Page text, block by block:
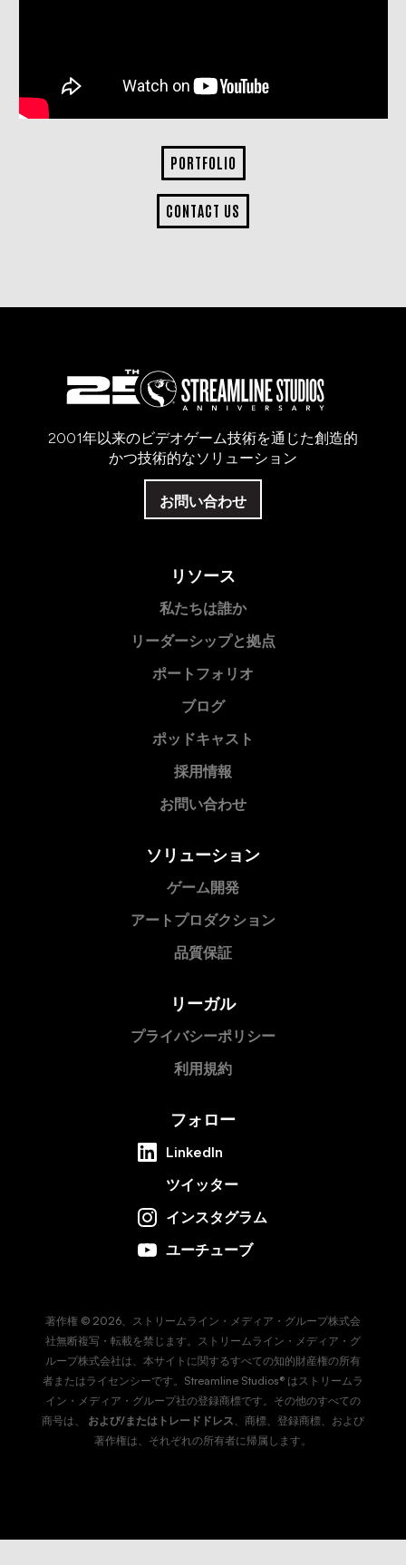
PORTFOLIO
CONTACT US
2001年以来のビデオゲーム技術を通じた創造的
かつ技術的なソリューション
お問い合わせ
リソース
私たちは誰か
リーダーシップと拠点
ポートフォリオ
ブログ
ポッドキャスト
採用情報
お問い合わせ
ソリューション
ゲーム開発
アートプロダクション
品質保証
リーガル
プライバシーポリシー
利用規約
フォロー
LinkedIn
ツイッター
インスタグラム
ユーチューブ
著作権 © 2026、ストリームライン・メディア・グループ株式会
社無断複写・転載を禁じます。ストリームライン・メディア・グ
ループ株式会社は、本サイトに関するすべての知的財産権の所有
者またはライセンシーです。Streamline Studios® はストリームラ
イン・メディア・グループ社の登録商標です。その他のすべての
商号は、 および/またはトレードドレス 、商標、登録商標、および
著作権は、それぞれの所有者に帰属します。